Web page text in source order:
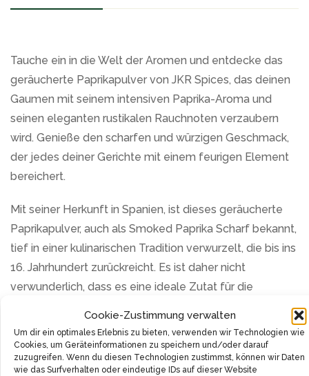
Cookie-Zustimmung verwalten
Um dir ein optimales Erlebnis zu bieten, verwenden wir Technologien wie
Cookies, um Geräteinformationen zu speichern und/oder darauf
zuzugreifen. Wenn du diesen Technologien zustimmst, können wir Daten
wie das Surfverhalten oder eindeutige IDs auf dieser Website
Tauche ein in die Welt der Aromen und entdecke das
geräucherte Paprikapulver von JKR Spices, das deinen
Gaumen mit seinem intensiven Paprika-Aroma und
seinen eleganten rustikalen Rauchnoten verzaubern
wird. Genieße den scharfen und würzigen Geschmack,
der jedes deiner Gerichte mit einem feurigen Element
bereichert.
Mit seiner Herkunft in Spanien, ist dieses geräucherte
Paprikapulver, auch als Smoked Paprika Scharf bekannt,
tief in einer kulinarischen Tradition verwurzelt, die bis ins
16. Jahrhundert zurückreicht. Es ist daher nicht
verwunderlich, dass es eine ideale Zutat für die
Das geräucherte Paprikapulver von JKR Spices besteht
ausschließlich aus scharfem Paprikapulver und Rauch.